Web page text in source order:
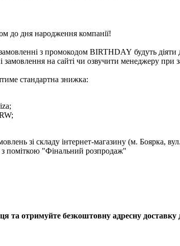
до дня народження компанії!
з промокодом BIRTHDAY будуть
на сайті чи озвучити менеджеру при
стандартна знижка:
зі складу інтернет-магазину (м. Боярка,
поміткою "Фінальний розпродаж"
та отримуйте безкоштовну адресну